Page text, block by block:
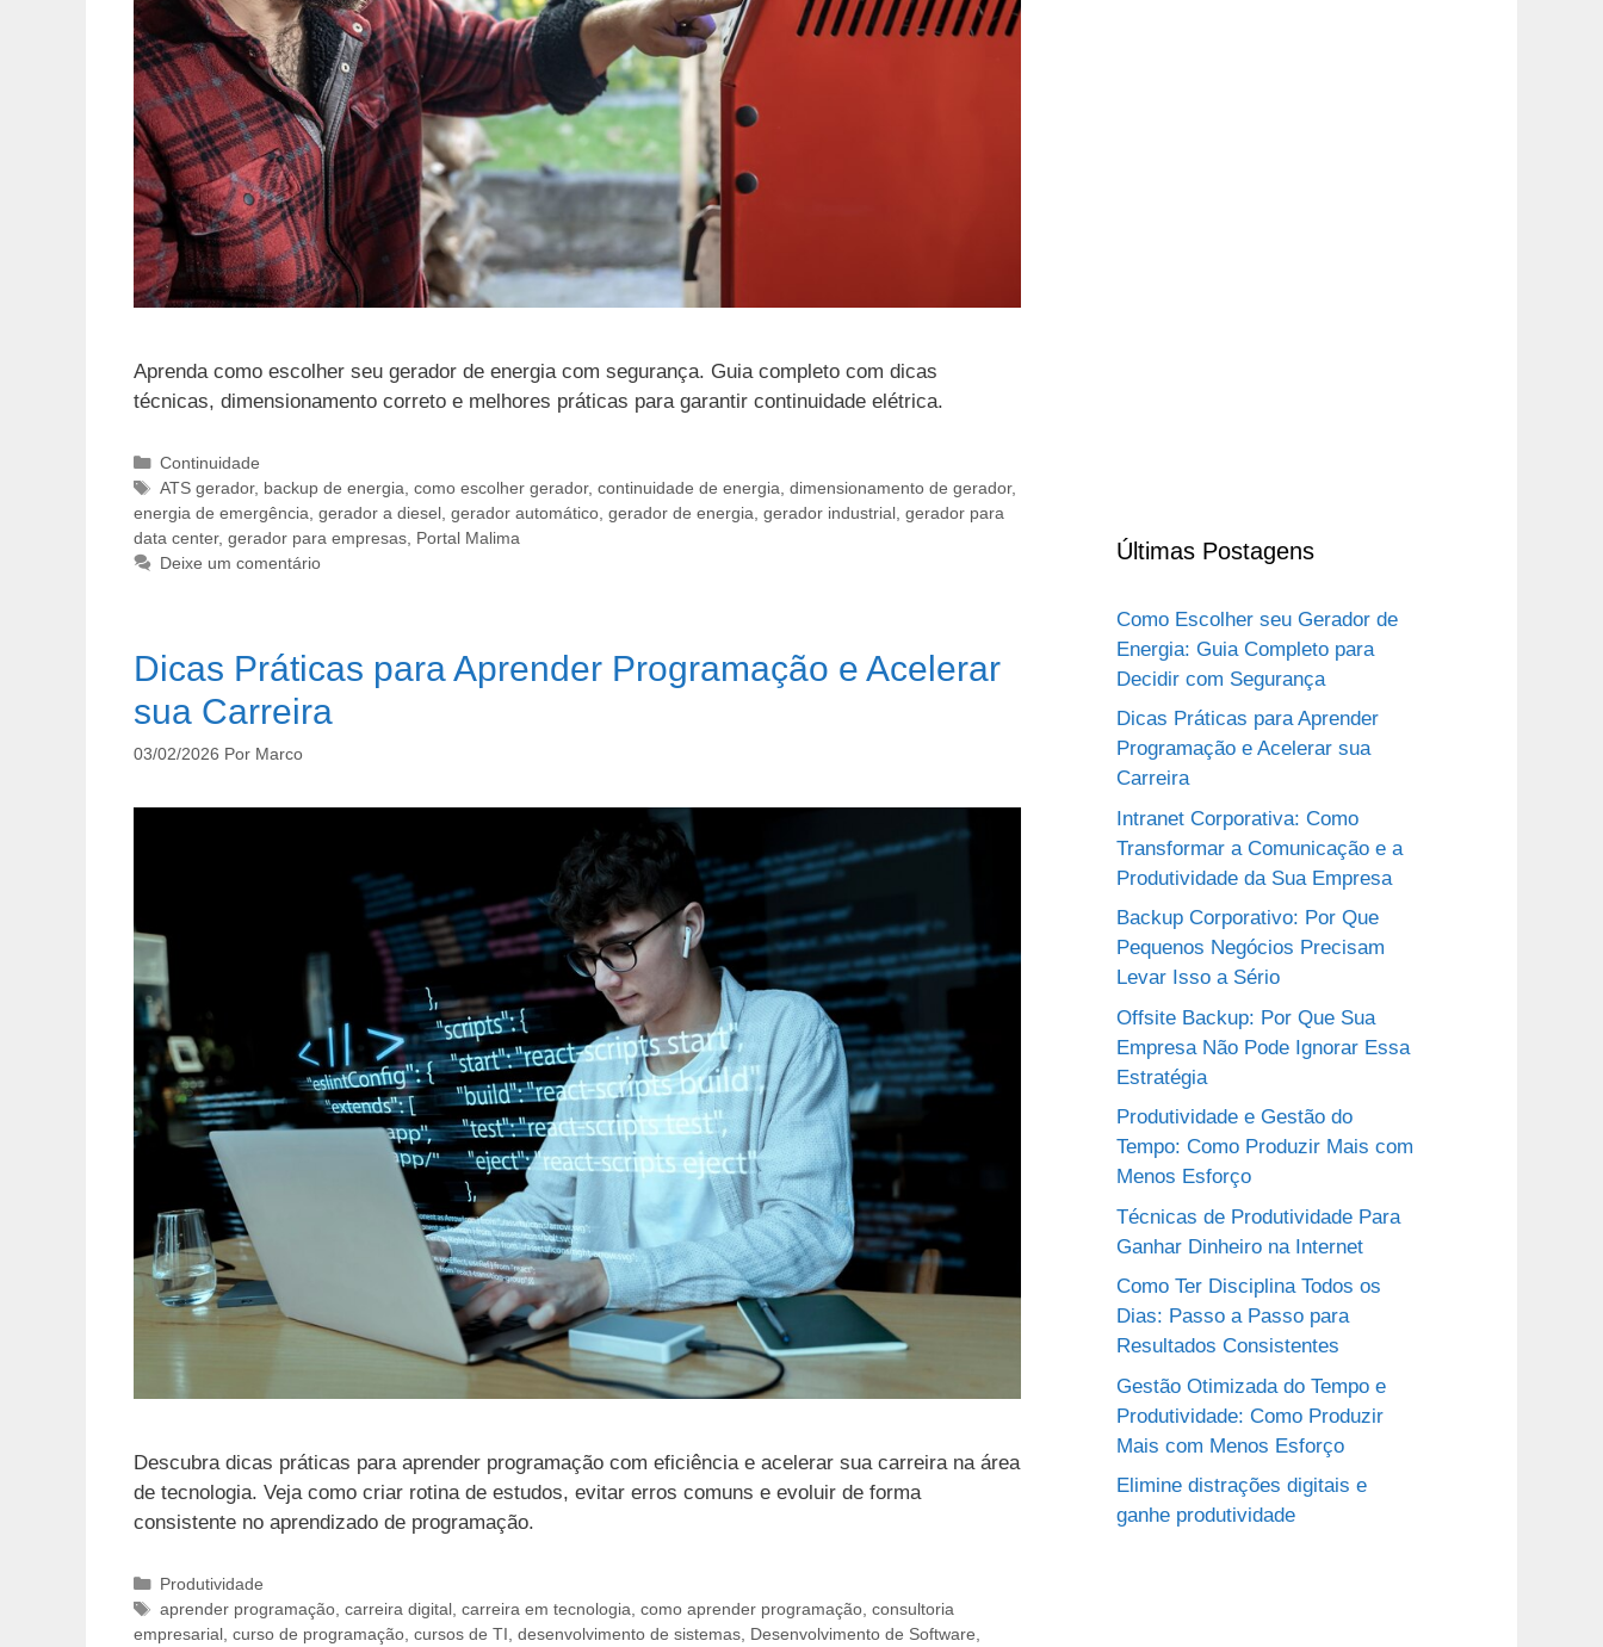
Aprenda como escolher seu gerador de energia com segurança. Guia completo com dicas
técnicas, dimensionamento correto e melhores práticas para garantir continuidade elétrica.
Categorias
Continuidade
Tags
ATS gerador, backup de energia como escolher gerador, continuidade de energia dimensionamento de gerador,
energia de emergência gerador a diesel gerador automático gerador de energia gerador industrial gerador para
data center, gerador para empresas Portal Malima
Deixe um comentário
Dicas Práticas para Aprender Programação e Acelerar
sua Carreira
03/02/2026 Por Marco
Descubra dicas práticas para aprender programação com eficiência e acelerar sua carreira na área
de tecnologia. Veja como criar rotina de estudos, evitar erros comuns e evoluir de forma
consistente no aprendizado de programação.
Categorias
Produtividade
Tags
aprender programação, carreira digital, carreira em tecnologia como aprender programação, consultoria
empresarial curso de programação cursos de TI desenvolvimento de sistemas Desenvolvimento de Software
Últimas Postagens
Como Escolher seu Gerador de
Energia: Guia Completo para
Decidir com Segurança
Dicas Práticas para Aprender
Programação e Acelerar sua
Carreira
Intranet Corporativa: Como
Transformar a Comunicação e a
Produtividade da Sua Empresa
Backup Corporativo: Por Que
Pequenos Negócios Precisam
Levar Isso a Sério
Offsite Backup: Por Que Sua
Empresa Não Pode Ignorar Essa
Estratégia
Produtividade e Gestão do
Tempo: Como Produzir Mais com
Menos Esforço
Técnicas de Produtividade Para
Ganhar Dinheiro na Internet
Como Ter Disciplina Todos os
Dias: Passo a Passo para
Resultados Consistentes
Gestão Otimizada do Tempo e
Produtividade: Como Produzir
Mais com Menos Esforço
Elimine distrações digitais e
ganhe produtividade